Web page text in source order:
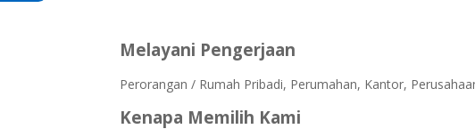
Melayani Pengerjaan
Perorangan / Rumah Pribadi, Perumahan, Kantor,
Kenapa Memilih Kami